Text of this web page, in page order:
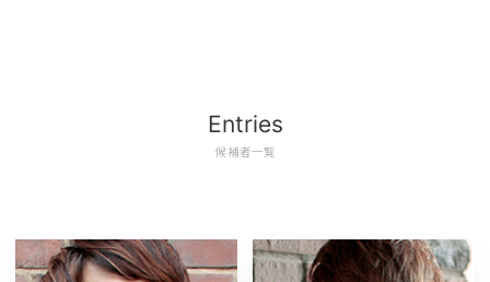
Entries
候補者一覧